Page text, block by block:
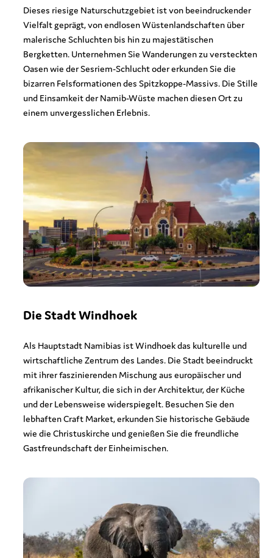
Dieses riesige Naturschutzgebiet ist von beeindruckender
Vielfalt geprägt, von endlosen Wüstenlandschaften über
malerische Schluchten bis hin zu majestätischen
Bergketten. Unternehmen Sie Wanderungen zu versteckten
Oasen wie der Sesriem-Schlucht oder erkunden Sie die
bizarren Felsformationen des Spitzkoppe-Massivs. Die Stille
und Einsamkeit der Namib-Wüste machen diesen Ort zu
einem unvergesslichen Erlebnis.
Die Stadt Windhoek
Als Hauptstadt Namibias ist Windhoek das kulturelle und
wirtschaftliche Zentrum des Landes. Die Stadt beeindruckt
mit ihrer faszinierenden Mischung aus europäischer und
afrikanischer Kultur, die sich in der Architektur, der Küche
und der Lebensweise widerspiegelt. Besuchen Sie den
lebhaften Craft Market, erkunden Sie historische Gebäude
wie die Christuskirche und genießen Sie die freundliche
Gastfreundschaft der Einheimischen.